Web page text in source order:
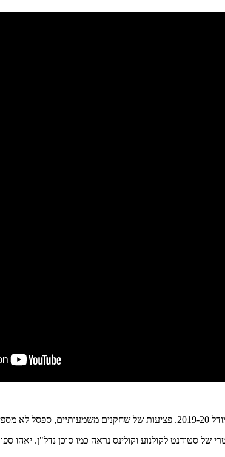
פציעות של שחקנים משמעותיים, ספסל לא
לוק היפסטרי של סטודנט לקולנוע וקולינס נראה כמו סוכן